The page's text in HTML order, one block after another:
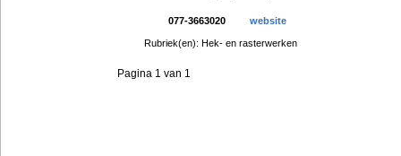
077-3663020 website
Rubriek(en): Hek- en rasterwerken
Pagina 1 van 1